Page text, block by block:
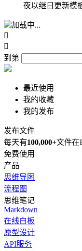
夜以继日更新模
加载中...


到第
最近使用
我的收藏
我的发布
发布文件
每天有100,000+文件在
免费使用
产品
思维导图
流程图
思维笔记
Markdown
在线白板
原型设计
API服务